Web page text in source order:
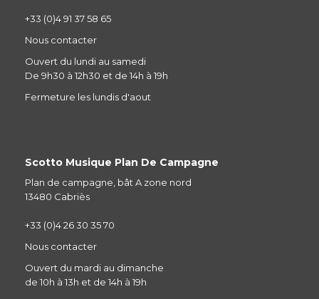
+33 (0)4 91 37 58 65
Nous contacter
Ouvert du lundi au samedi
De 9h30 à 12h30 et de 14h à 19h
Fermeture les lundis d'aout
Scotto Musique Plan De Campagne
Plan de campagne, bât A zone nord
13480 Cabriès
+33 (0)4 26 30 35 70
Nous contacter
Ouvert du mardi au dimanche
de 10h à 13h et de 14h à 19h